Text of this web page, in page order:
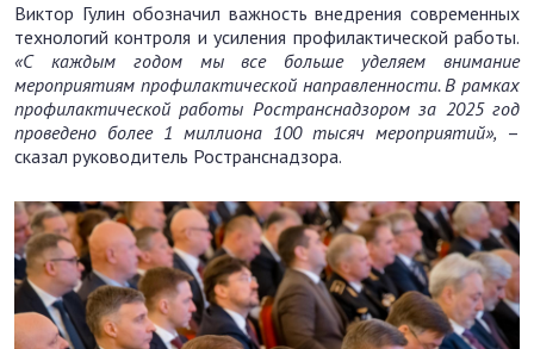
Виктор Гулин обозначил важность внедрения современных
технологий контроля и усиления профилактической работы.
«С каждым годом мы все больше уделяем внимание
мероприятиям профилактической направленности. В рамках
профилактической работы Ространснадзором за 2025 год
проведено более 1 миллиона 100 тысяч мероприятий», –
сказал руководитель Ространснадзора.